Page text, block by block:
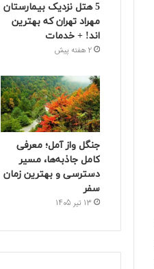
5 هتل نزدیک بیمارستان
مهراد تهران که بهترین‌
اند! + خدمات
2 هفته پیش
جنگل واز آمل؛ معرفی
کامل جاذبه‌ها، مسیر
دسترسی و بهترین زمان
سفر
13 تیر 1405